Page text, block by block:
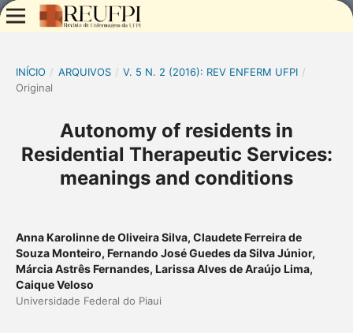
INÍCIO / ARQUIVOS / V. 5 N. 2 (2016): REV ENFERM UFPI /
Original
Autonomy of residents in
Residential Therapeutic Services:
meanings and conditions
Anna Karolinne de Oliveira Silva, Claudete Ferreira de
Souza Monteiro, Fernando José Guedes da Silva Júnior,
Márcia Astrês Fernandes, Larissa Alves de Araújo Lima,
Caique Veloso
Universidade Federal do Piaui